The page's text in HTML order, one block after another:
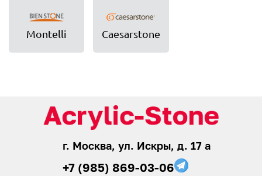
Montelli Caesarstone
г. Москва, ул. Искры, д. 17 а
+7 (985) 869-03-06